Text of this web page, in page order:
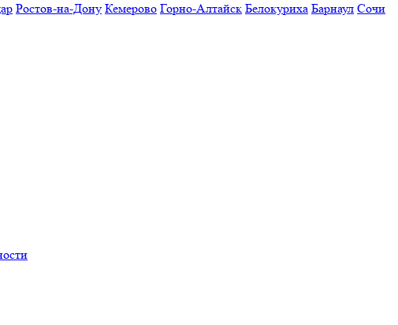
Ростов-на-Дону Кемерово Горно-Алтайск Белокуриха Барнаул Сочи